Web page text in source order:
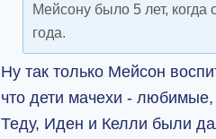
Мейсону было 5 лет, когда
года.
Ну так только Мейсон
что дети мачехи - любимые,
Теду, Иден и Келли были